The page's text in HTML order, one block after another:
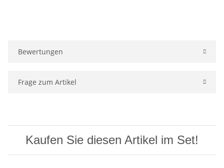
Bewertungen
Frage zum Artikel
Kaufen Sie diesen Artikel im Set!